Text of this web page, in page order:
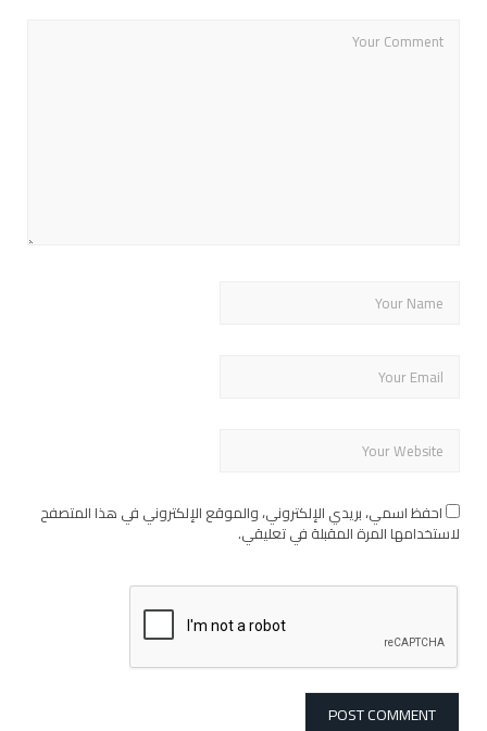
احفظ اسمي، بريدي الإلكتروني، والموقع الإلكتروني في هذا المتصفح
لاستخدامها المرة المقبلة في تعليقي.